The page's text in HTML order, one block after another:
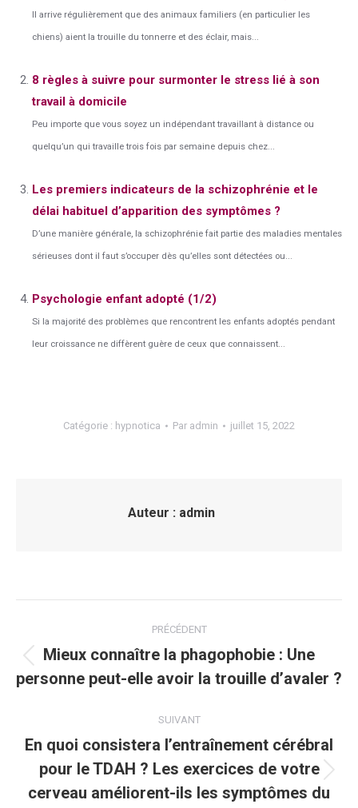
Il arrive régulièrement que des animaux familiers (en particulier les
chiens) aient la trouille du tonnerre et des éclair, mais...
8 règles à suivre pour surmonter le stress lié à son
travail à domicile
Peu importe que vous soyez un indépendant travaillant à distance ou
quelqu’un qui travaille trois fois par semaine depuis chez...
Les premiers indicateurs de la schizophrénie et le
délai habituel d’apparition des symptômes ?
D’une manière générale, la schizophrénie fait partie des maladies mentales
sérieuses dont il faut s’occuper dès qu’elles sont détectées ou...
Psychologie enfant adopté (1/2)
Si la majorité des problèmes que rencontrent les enfants adoptés pendant
leur croissance ne diffèrent guère de ceux que connaissent...
Catégorie : hypnotica Par admin juillet 15, 2022
Auteur : admin
article
PRÉCÉDENT
Article
précédent
Mieux connaître la phagophobie : Une
personne peut-elle avoir la trouille d’avaler ?
SUIVANT
Article
suivant
En quoi consistera l’entraînement cérébral
pour le TDAH ? Les exercices de votre
cerveau améliorent-ils les symptômes du